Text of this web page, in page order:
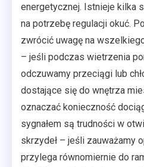
energetycznej. Istnieje kilka
na potrzebę regulacji okuć.
zwrócić uwagę na
– jeśli podczas wietrzenia
odczuwamy przeciągi lub
dostające się do wnętrza
oznaczać konieczność
sygnałem są trudności w
skrzydeł – jeśli zauważamy
przylega równomiernie do